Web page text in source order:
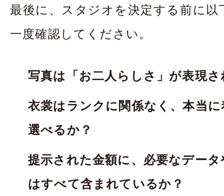
最後に、スタジオを決定する前に以
一度確認してください。
写真は「お二人らしさ」が表現
衣裳はランクに関係なく、本当
選べるか？
提示された金額に、必要なデー
はすべて含まれているか？